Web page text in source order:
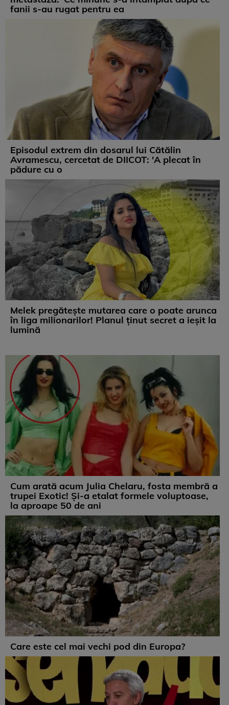
fanii s-au rugat pentru ea
Episodul extrem din dosarul lui Cătălin
Avramescu, cercetat de DIICOT: 'A plecat în
pădure cu o
Melek pregătește mutarea care o poate arunca
în liga milionarilor! Planul ținut secret a ieșit la
lumină
Cum arată acum Julia Chelaru, fosta membră a
trupei Exotic! Și-a etalat formele voluptoase,
la aproape 50 de ani
Care este cel mai vechi pod din Europa?